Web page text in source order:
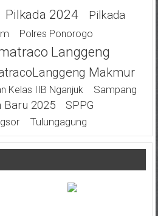
Pilkada 2024
Pilkada
Polres Ponorogo
Langgeng
Makmur
Kelas IIB Nganjuk
Sampang
Baru 2025
SPPG
Tulungagung